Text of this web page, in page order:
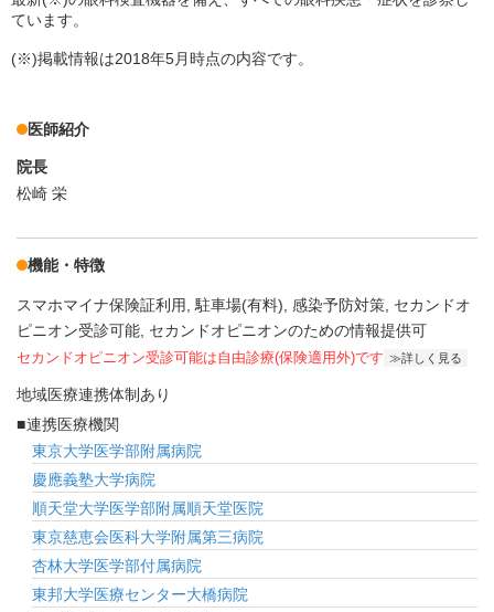
ています。
(※)掲載情報は2018年5月時点の内容です。
医師紹介
院長
松崎 栄
機能・特徴
スマホマイナ保険証利用 駐車場(有料) 感染予防対策 セカンドオ
ピニオン受診可能 セカンドオピニオンのための情報提供可
セカンドオピニオン受診可能は自由診療(保険適用外)です 詳しく見る
地域医療連携体制あり
連携医療機関
東京大学医学部附属病院
慶應義塾大学病院
順天堂大学医学部附属順天堂医院
東京慈恵会医科大学附属第三病院
杏林大学医学部付属病院
東邦大学医療センター大橋病院